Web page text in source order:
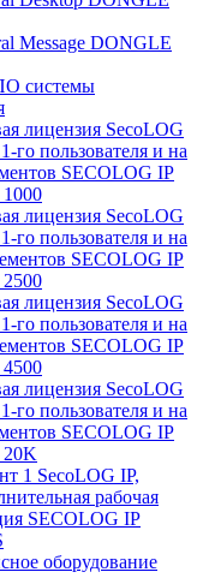
Message DONGLE
системы
лицензия SecoLOG
го пользователя и на
SECOLOG IP
лицензия SecoLOG
го пользователя и на
SECOLOG IP
лицензия SecoLOG
го пользователя и на
SECOLOG IP
лицензия SecoLOG
го пользователя и на
SECOLOG IP
1 SecoLOG IP,
рабочая
SECOLOG IP
оборудование